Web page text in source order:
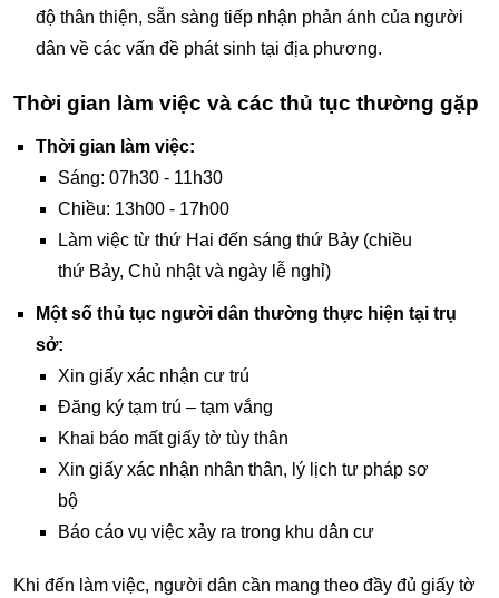
độ thân thiện, sẵn sàng tiếp nhận phản ánh của người
dân về các vấn đề phát sinh tại địa phương.
Thời gian làm việc và các thủ tục thường gặp
Thời gian làm việc:
Sáng: 07h30 - 11h30
Chiều: 13h00 - 17h00
Làm việc từ thứ Hai đến sáng thứ Bảy (chiều
thứ Bảy, Chủ nhật và ngày lễ nghỉ)
Một số thủ tục người dân thường thực hiện tại trụ
sở:
Xin giấy xác nhận cư trú
Đăng ký tạm trú – tạm vắng
Khai báo mất giấy tờ tùy thân
Xin giấy xác nhận nhân thân, lý lịch tư pháp sơ
bộ
Báo cáo vụ việc xảy ra trong khu dân cư
Khi đến làm việc, người dân cần mang theo đầy đủ giấy tờ